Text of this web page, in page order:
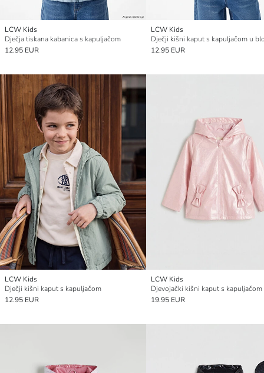
LCW Kids
Dječja tiskana kabanica s kapuljačom
12.95 EUR
LCW Kids
12.95 EUR
LCW Kids
Dječji kišni kaput s kapuljačom
12.95 EUR
LCW Kids
Djevojački kišni kaput s kapuljačom
19.95 EUR